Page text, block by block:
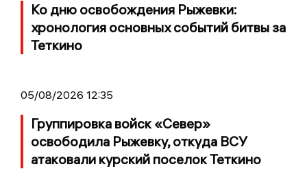
Ко дню освобождения Рыжевки:
хронология основных событий битвы за
Теткино
05/08/2026 12:35
Группировка войск «Север»
освободила Рыжевку, откуда ВСУ
атаковали курский поселок Теткино